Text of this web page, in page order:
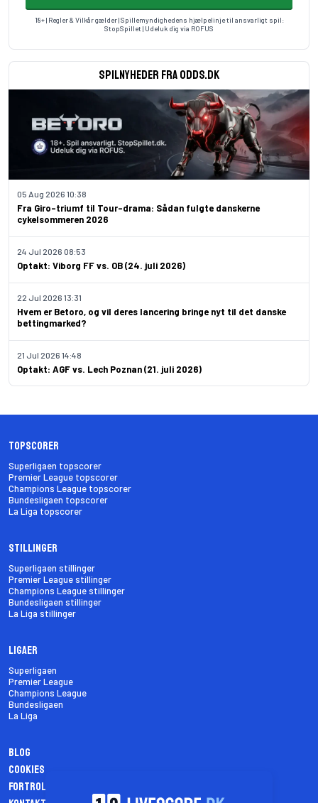
18+ | Regler & Vilkår gælder | Spillemyndighedens hjælpelinje til ansvarligt spil:
StopSpillet | Udeluk dig via ROFUS
Spilnyheder fra odds.dk
Fra Giro-triumf til Tour-drama: Sådan fulgte danskerne
cykelsommeren 2026
05 Aug 2026 10:38
Optakt: Viborg FF vs. OB (24. juli 2026)
24 Jul 2026 08:53
Hvem er Betoro, og vil deres lancering bringe nyt til det danske
bettingmarked?
22 Jul 2026 13:31
Optakt: AGF vs. Lech Poznan (21. juli 2026)
21 Jul 2026 14:48
Topscorer
Superligaen topscorer
Premier League topscorer
Champions League topscorer
Bundesligaen topscorer
La Liga topscorer
Stillinger
Superligaen stillinger
Premier League stillinger
Champions League stillinger
Bundesligaen stillinger
La Liga stillinger
Ligaer
Superligaen
Premier League
Champions League
Bundesligaen
La Liga
Blog
Cookies
Fortrolighedspolitik